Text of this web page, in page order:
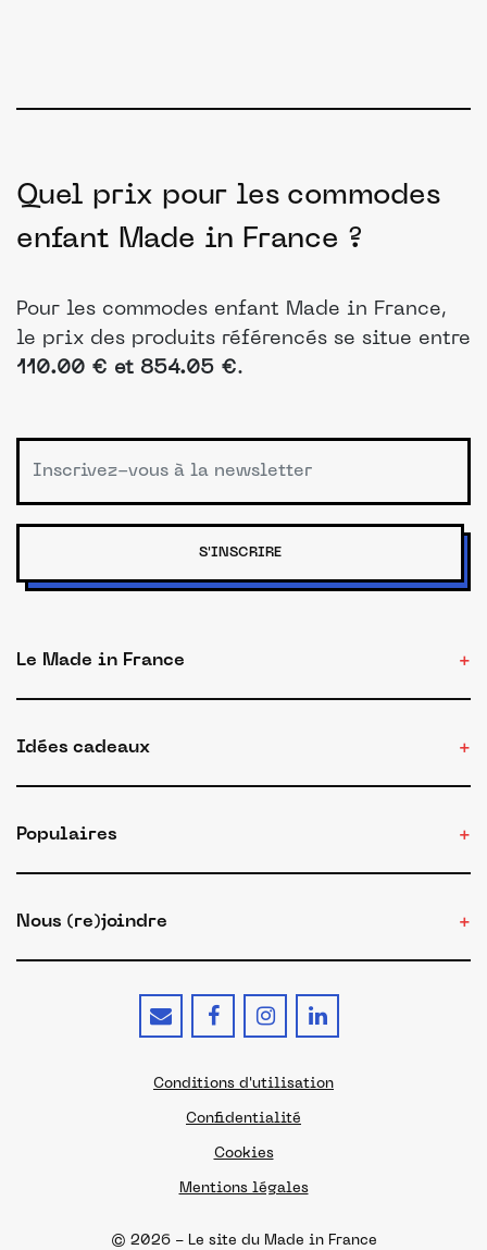
Quel prix pour les commodes
enfant Made in France ?
Pour les commodes enfant Made in France,
le prix des produits référencés se situe entre
110.00 € et 854.05 €.
S'INSCRIRE
Le Made in France
Idées cadeaux
Populaires
Nous (re)joindre
© 2026 - Le site du Made in France
Conditions d'utilisation
Confidentialité
Cookies
Mentions légales